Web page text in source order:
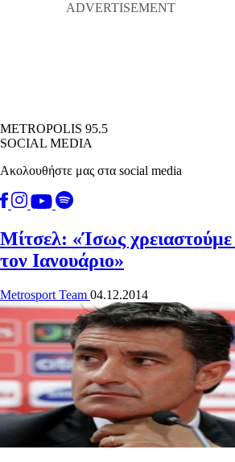
METROPOLIS 95.5
SOCIAL MEDIA
Ακολουθήστε μας στα social media
Μίτσελ: «Ίσως
τον Ιανουάριο»
Metrosport Team 04.12.2014